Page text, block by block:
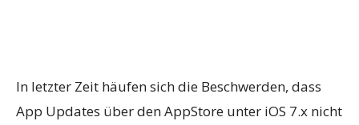
In letzter Zeit häufen sich die Beschwerden, dass
App Updates über den AppStore unter iOS 7.x nicht